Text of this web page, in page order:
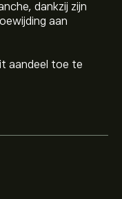
dankzij zijn
aan
aandeel toe te
Beteiligungs AG
Agrana
financiële
de meest recente